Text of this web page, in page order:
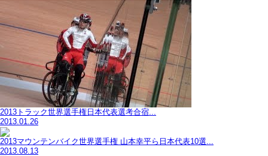
2013トラック世界選手権日本代表選考合宿...
2013.01.26
2013マウンテンバイク世界選手権 山本幸平ら日本代表10選...
2013.08.13